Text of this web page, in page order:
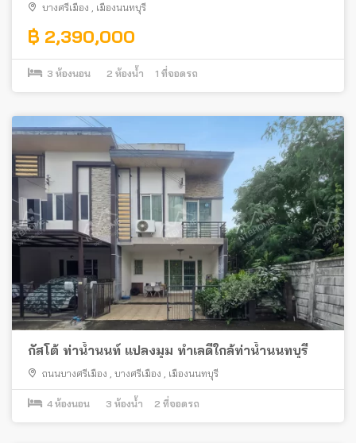
บางศรีเมือง เมืองนนทบุรี
฿ 2,390,000
3 ห้องนอน 2 ห้องน้ำ 1 ที่จอดรถ
กัสโต้ ท่าน้ำนนท์ แปลงมุม ทำเลดีใกล้ท่าน้ำนนทบุรี
ถนนบางศรีเมือง บางศรีเมือง เมืองนนทบุรี
4 ห้องนอน 3 ห้องน้ำ 2 ที่จอดรถ